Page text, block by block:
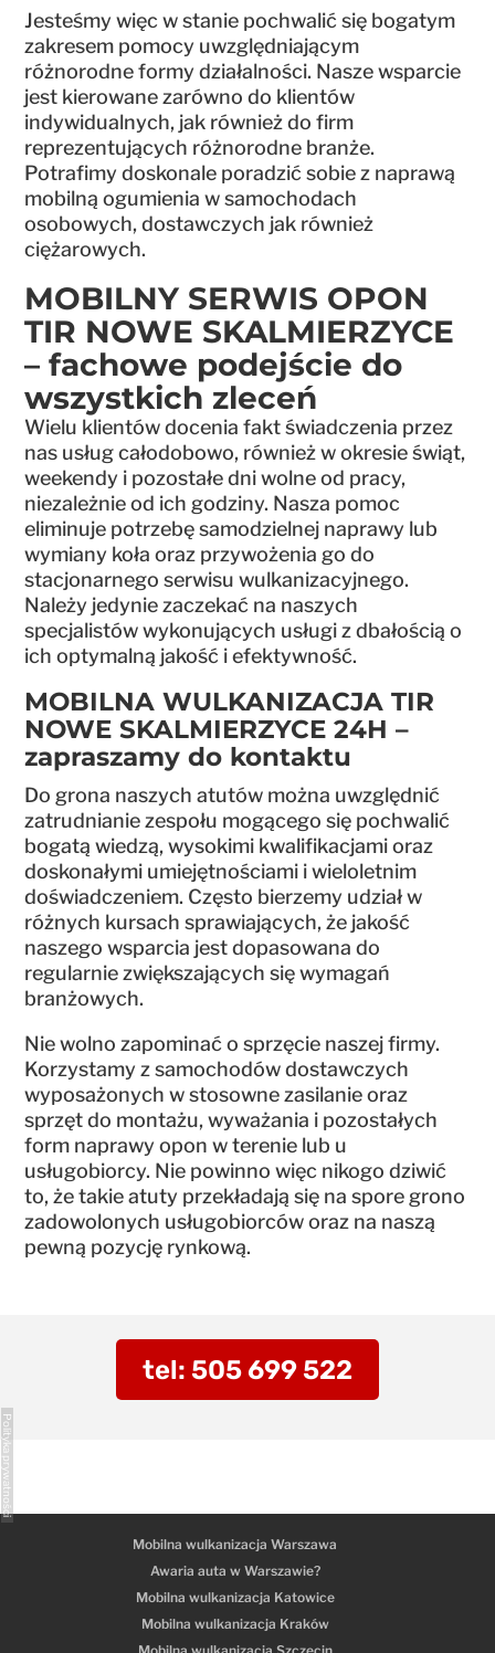
Jesteśmy więc w stanie pochwalić się bogatym
zakresem pomocy uwzględniającym
różnorodne formy działalności. Nasze wsparcie
jest kierowane zarówno do klientów
indywidualnych, jak również do firm
reprezentujących różnorodne branże.
Potrafimy doskonale poradzić sobie z naprawą
mobilną ogumienia w samochodach
osobowych, dostawczych jak również
ciężarowych.
MOBILNY SERWIS OPON
TIR NOWE SKALMIERZYCE
– fachowe podejście do
wszystkich zleceń
Wielu klientów docenia fakt świadczenia przez
nas usług całodobowo, również w okresie świąt,
weekendy i pozostałe dni wolne od pracy,
niezależnie od ich godziny. Nasza pomoc
eliminuje potrzebę samodzielnej naprawy lub
wymiany koła oraz przywożenia go do
stacjonarnego serwisu wulkanizacyjnego.
Należy jedynie zaczekać na naszych
specjalistów wykonujących usługi z dbałością o
ich optymalną jakość i efektywność.
MOBILNA WULKANIZACJA TIR
NOWE SKALMIERZYCE 24H –
zapraszamy do kontaktu
Do grona naszych atutów można uwzględnić
zatrudnianie zespołu mogącego się pochwalić
bogatą wiedzą, wysokimi kwalifikacjami oraz
doskonałymi umiejętnościami i wieloletnim
doświadczeniem. Często bierzemy udział w
różnych kursach sprawiających, że jakość
naszego wsparcia jest dopasowana do
regularnie zwiększających się wymagań
branżowych.
Nie wolno zapominać o sprzęcie naszej firmy.
Korzystamy z samochodów dostawczych
wyposażonych w stosowne zasilanie oraz
sprzęt do montażu, wyważania i pozostałych
form naprawy opon w terenie lub u
usługobiorcy. Nie powinno więc nikogo dziwić
to, że takie atuty przekładają się na spore grono
zadowolonych usługobiorców oraz na naszą
pewną pozycję rynkową.
tel: 505 699 522
Mobilna wulkanizacja Warszawa
Awaria auta w Warszawie?
Mobilna wulkanizacja Katowice
Mobilna wulkanizacja Kraków
Polityka prywatności